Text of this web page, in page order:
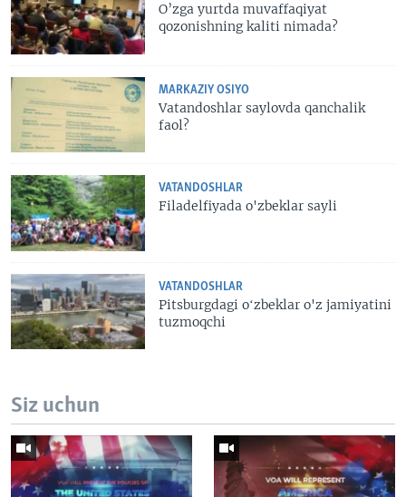
O’zga yurtda muvaffaqiyat
qozonishning kaliti nimada?
MARKAZIY OSIYO
Vatandoshlar saylovda qanchalik
faol?
VATANDOSHLAR
Filadelfiyada o'zbeklar sayli
VATANDOSHLAR
Pitsburgdagi oʻzbeklar o'z jamiyatini
tuzmoqchi
Siz uchun